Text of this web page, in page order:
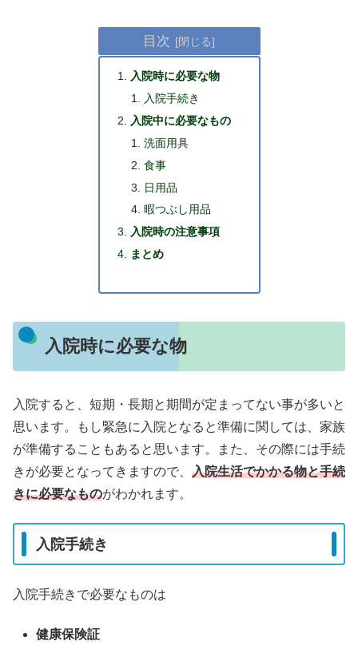
目次
入院時に必要な物
入院手続き
入院中に必要なもの
洗面用具
食事
日用品
暇つぶし用品
入院時の注意事項
まとめ
入院時に必要な物
入院すると、短期・長期と期間が定まってない事が多いと
思います。もし緊急に入院となると準備に関しては、家族
が準備することもあると思います。また、その際には手続
きが必要となってきますので、 入院生活でかかる物と手続
きに必要なものがわかれます。
入院手続き
入院手続きで必要なものは
健康保険証